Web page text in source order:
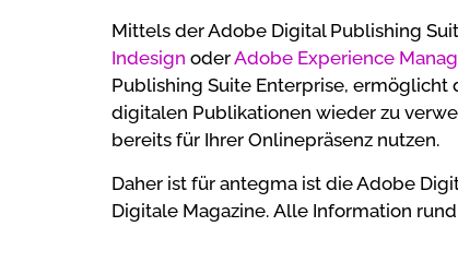
Mittels der Adobe Digital Publishing
Indesign oderAdobe Experience
Publishing Suite Enterprise,
digitalen Publikationen wieder zu
bereits für Ihrer Onlinepräsenz nutzen.
Daher ist für antegma ist die Adobe
Digitale Magazine. Alle Information